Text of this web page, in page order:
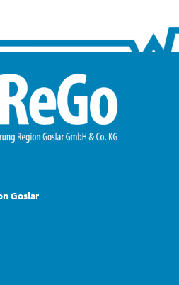
Goslar